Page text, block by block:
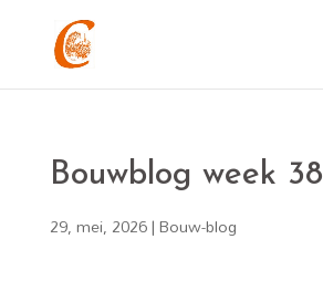
Bouwblog week 38
29, mei, 2026|Bouw-blog